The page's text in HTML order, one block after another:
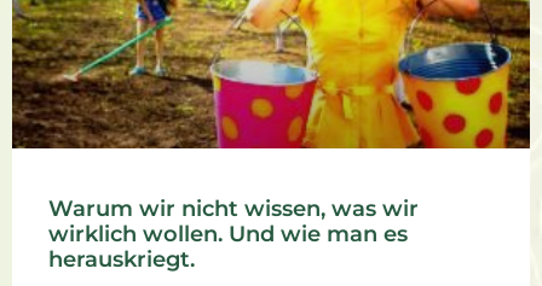
Warum wir nicht wissen, was wir
wirklich wollen. Und wie man es
herauskriegt.